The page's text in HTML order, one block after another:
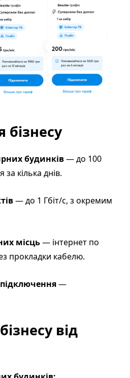
бізнесу
будинків— до 100
кілька днів.
— до 1 Гбіт/с, з окремим
місць— інтернет по
прокладки кабелю.
—
від